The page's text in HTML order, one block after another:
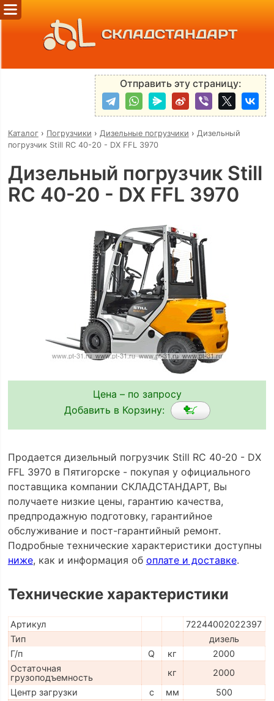
СКЛАДСТАНДАРТ
Отправить эту страницу:
Каталог› Погрузчики › Дизельные погрузчики › Дизельный
погрузчик Still RC 40-20 - DX FFL 3970
Дизельный погрузчик Still
RC 40-20 - DX FFL 3970
Цена – по запросу
Добавить в Корзину:
Продается дизельный погрузчик Still RC 40-20 - DX
FFL 3970 в Пятигорске - покупая у официального
поставщика компании СКЛАДСТАНДАРТ, Вы
получаете низкие цены, гарантию качества,
предпродажную подготовку, гарантийное
обслуживание и пост-гарантийный ремонт.
Подробные технические характеристики доступны
ниже, как и информация об оплате и доставке.
Технические характеристики
Артикул
72244002022397
Тип
дизель
Г/п
Q кг
2000
Остаточная
грузоподъемность
кг
2000
Центр загрузки
c мм
500